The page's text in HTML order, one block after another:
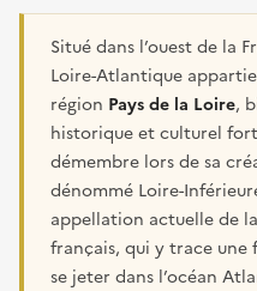
Situé dans l’ouest de la
Loire-Atlantique
région Pays de la Loire,
historique et culturel
démembre lors de sa
dénommé Loire-
appellation actuelle de la
français, qui y trace
se jeter dans l’océan